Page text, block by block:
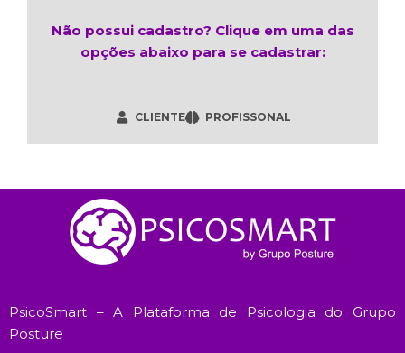
Não possui cadastro? Clique em uma das
opções abaixo para se cadastrar:
CLIENTE PROFISSONAL
PsicoSmart – A Plataforma de Psicologia do Grupo
Posture